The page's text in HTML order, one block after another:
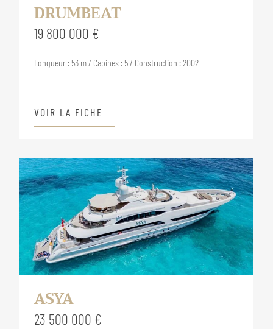
DRUMBEAT
19 800 000 €
Longueur : 53 m / Cabines : 5 / Construction : 2002
VOIR LA FICHE
ASYA
23 500 000 €